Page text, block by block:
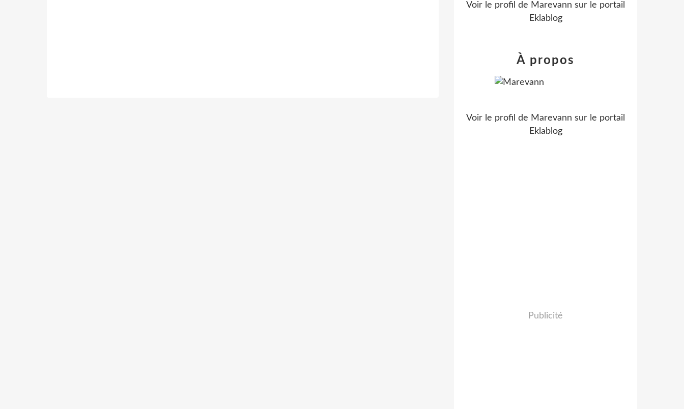
Voir le profil de Marevann sur le portail
Eklablog
À propos
Voir le profil de Marevann sur le portail
Eklablog
Publicité